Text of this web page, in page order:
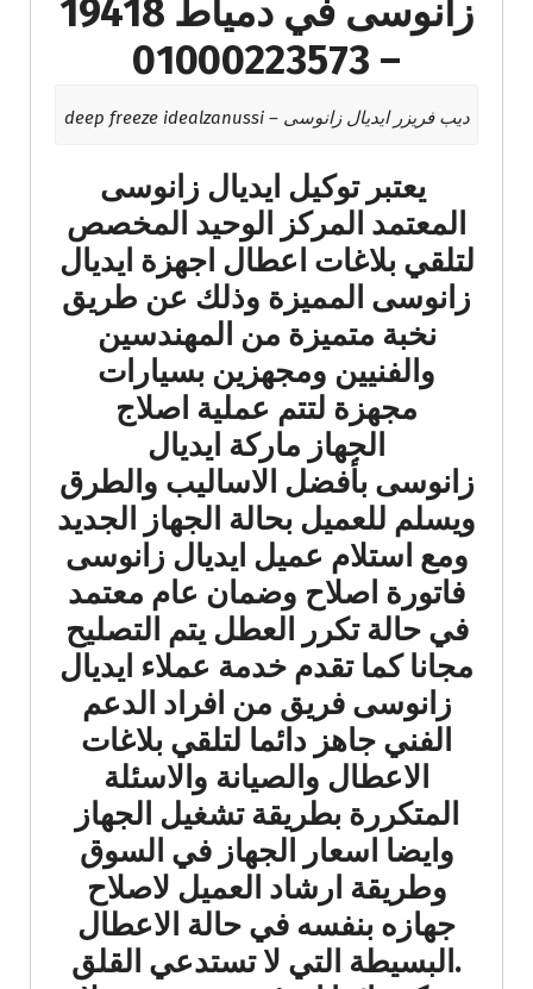
زانوسى في دمياط 19418
– 01000223573
ديب فريزر ايديال زانوسى – deep freeze idealzanussi
يعتبر توكيل ايديال زانوسى
المعتمد المركز الوحيد المخصص
لتلقي بلاغات اعطال اجهزة ايديال
زانوسى المميزة وذلك عن طريق
نخبة متميزة من المهندسين
والفنيين ومجهزين بسيارات
مجهزة لتتم عملية اصلاج
الجهاز ماركة ايديال
زانوسى بأفضل الاساليب والطرق
ويسلم للعميل بحالة الجهاز الجديد
ومع استلام عميل ايديال زانوسى
فاتورة اصلاح وضمان عام معتمد
في حالة تكرر العطل يتم التصليح
مجانا كما تقدم خدمة عملاء ايديال
زانوسى فريق من افراد الدعم
الفني جاهز دائما لتلقي بلاغات
الاعطال والصيانة والاسئلة
المتكررة بطريقة تشغيل الجهاز
وايضا اسعار الجهاز في السوق
وطريقة ارشاد العميل لاصلاح
جهازه بنفسه في حالة الاعطال
.البسيطة التي لا تستدعي القلق